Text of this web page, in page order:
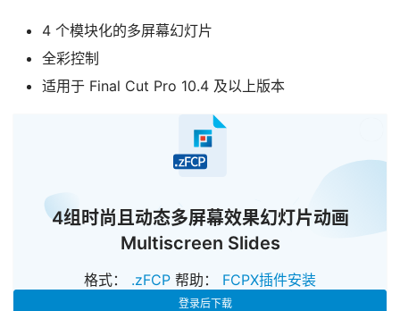
4 个模块化的多屏幕幻灯片
全彩控制
适用于 Final Cut Pro 10.4 及以上版本
4组时尚且动态多屏幕效果幻灯片动画
Multiscreen Slides
格式： .zFCP 帮助： FCPX插件安装
登录后下载